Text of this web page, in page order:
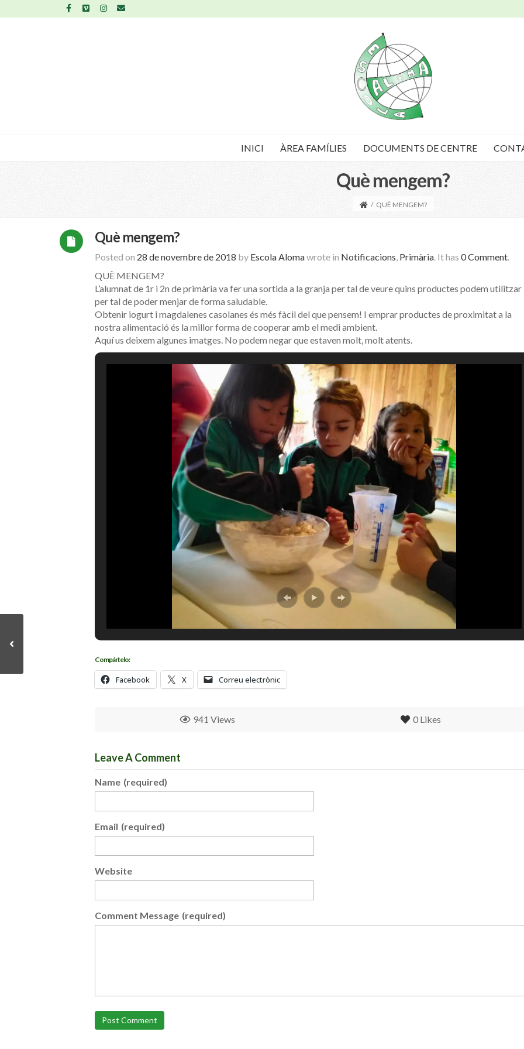
INICI ÀREA FAMÍLIES DOCUMENTS DE CENTRE
Què mengem?
/ QUÈ MENGEM?
Què mengem?
Posted on 28 de novembre de 2018 by Escola Alomawrote in Notificacions, Primària. It has 0 Comment.
QUÈ MENGEM?
L’alumnat de 1r i 2n de primària va fer una sortida a la granja per tal de veure quins productes podem utilitzar
per tal de poder menjar de forma saludable.
Obtenir iogurt i magdalenes casolanes és més fàcil del que pensem! I emprar productes de proximitat a la
nostra alimentació és la millor forma de cooperar amb el medi ambient.
Aquí us deixem algunes imatges. No podem negar que estaven molt, molt atents.
Compártelo:
Facebook X Correu electrònic
0 Likes
941 Views
Leave A Comment
Name (required)
Email (required)
Website
Comment Message (required)
Post Comment